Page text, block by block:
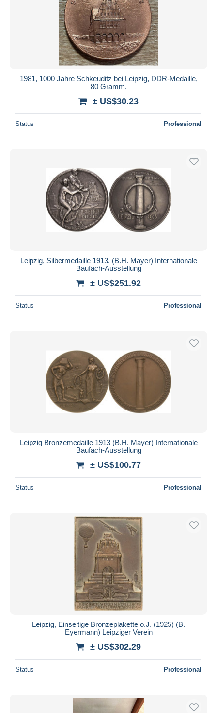
1981, 1000 Jahre Schkeuditz bei Leipzig, DDR-Medaille,
80 Gramm.
± US$30.23
Status Professional
Leipzig, Silbermedaille 1913. (B.H. Mayer) Internationale
Baufach-Ausstellung
± US$251.92
Status Professional
Leipzig Bronzemedaille 1913 (B.H. Mayer) Internationale
Baufach-Ausstellung
± US$100.77
Status Professional
Leipzig, Einseitige Bronzeplakette o.J. (1925) (B.
Eyermann) Leipziger Verein
± US$302.29
Status Professional